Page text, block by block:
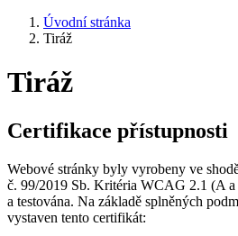
Úvodní stránka
Tiráž
Tiráž
Certifikace přístupnosti
Webové stránky byly vyrobeny ve
č. 99/2019 Sb. Kritéria WCAG 2.1 (A
a testována. Na základě splněných
vystaven tento certifikát: